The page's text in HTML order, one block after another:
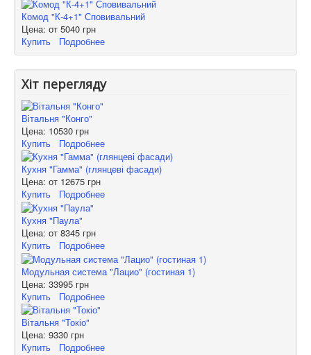
Комод "К-4+1" Сповивальний
Цена: от 5040 грн
Купить
Подробнее
Хіт перегляду
Вітальня "Конго"
Цена: 10530 грн
Купить
Подробнее
Кухня "Гамма" (глянцеві фасади)
Цена: от 12675 грн
Купить
Подробнее
Кухня "Паула"
Цена: от 8345 грн
Купить
Подробнее
Модульная система "Лацио" (гостиная 1)
Цена: 33995 грн
Купить
Подробнее
Вітальня "Токіо"
Цена: 9330 грн
Купить
Подробнее